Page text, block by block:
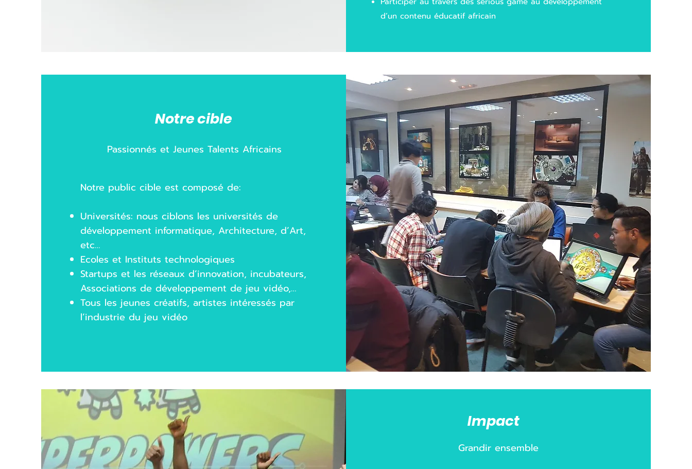
Notre cible
Passionnés et Jeunes Talents Africains
Notre public cible est composé de:
Universités: nous ciblons les universités de
développement informatique, Architecture, d’Art,
etc…
Ecoles et Instituts technologiques
Startups et les réseaux d’innovation, incubateurs,
Associations de développement de jeu vidéo,…
Tous les jeunes créatifs, artistes intéressés par
l’industrie du jeu vidéo
Impact
Grandir ensemble
d’un contenu éducatif africain